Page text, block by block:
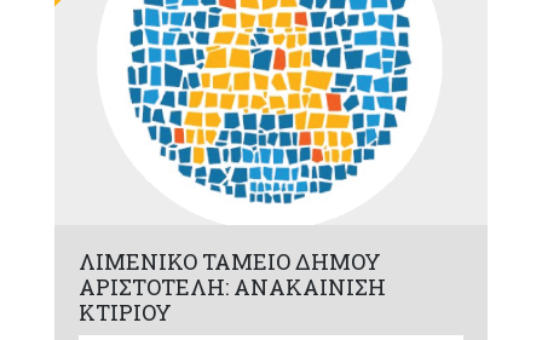
ΛΙΜΕΝΙΚΟ ΤΑΜΕΙΟ ΔΗΜΟΥ
ΑΡΙΣΤΟΤΕΛΗ: ΑΝΑΚΑΙΝΙΣΗ
ΚΤΙΡΙΟΥ